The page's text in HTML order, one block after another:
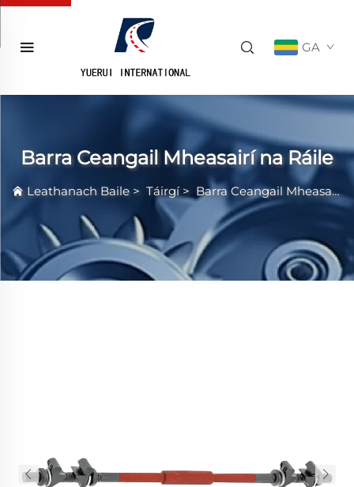
GA
Barra Ceangail Mheasairí na Ráile
Leathanach Baile > Táirgí> Barra Ceangail Mheasairí na Ráile